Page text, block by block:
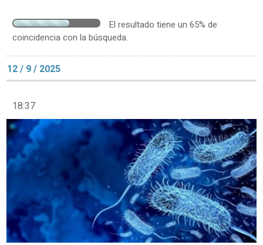
El resultado tiene un 65% de
coincidencia con la búsqueda.
12 / 9 / 2025
18:37